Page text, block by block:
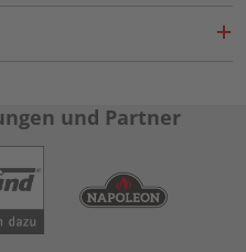
und Partner